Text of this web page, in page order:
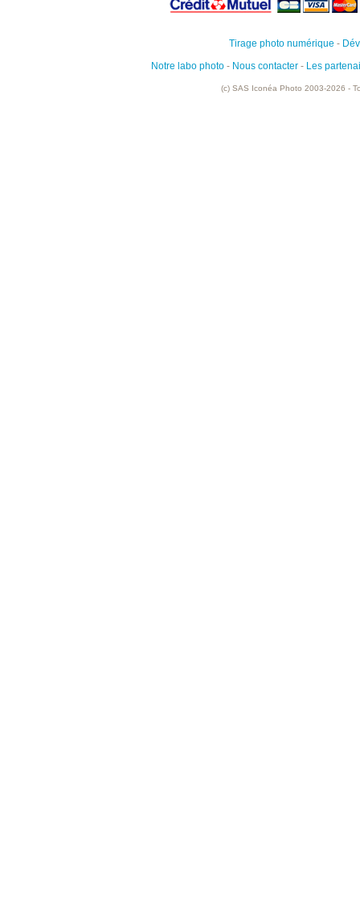
Tirage photo numérique -
Notre labo photo - Nous contacter - Les
(c) SAS Iconéa Photo 2003-2026 -